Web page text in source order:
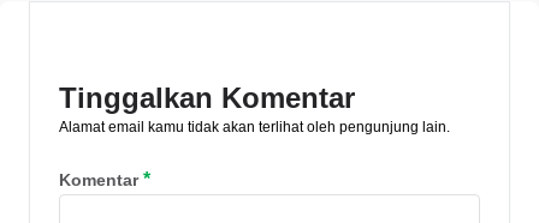
Tinggalkan Komentar
Alamat email kamu tidak akan terlihat oleh pengunjung lain.
Komentar*